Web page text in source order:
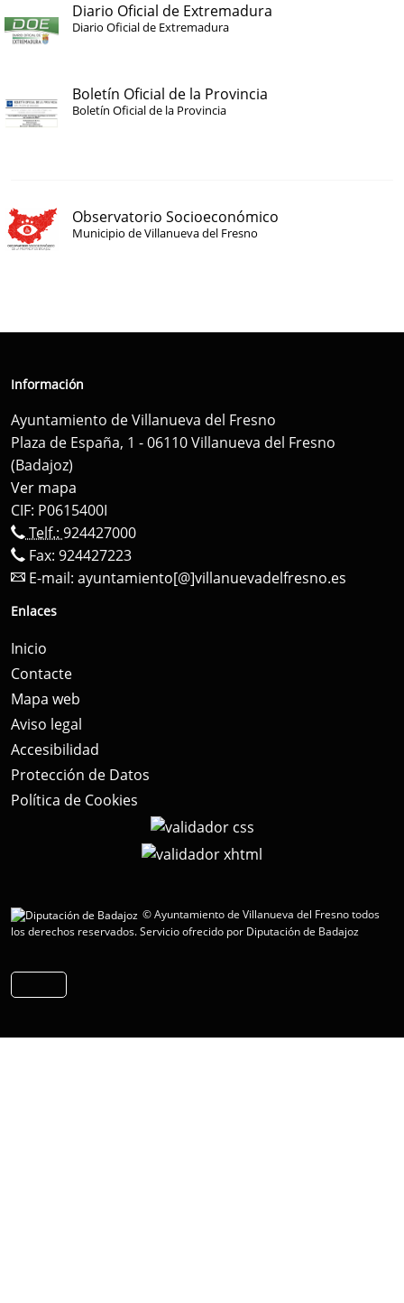
Diario Oficial de Extremadura
Diario Oficial de Extremadura
Boletín Oficial de la Provincia
Boletín Oficial de la Provincia
Observatorio Socioeconómico
Municipio de Villanueva del Fresno
Información
Ayuntamiento de Villanueva del Fresno
Plaza de España, 1 - 06110 Villanueva del Fresno
(Badajoz)
Ver mapa
CIF: P0615400I
Telf.: 924427000
Fax: 924427223
E-mail: ayuntamiento[@]villanuevadelfresno.es
Enlaces
Inicio
Contacte
Mapa web
Aviso legal
Accesibilidad
Protección de Datos
Política de Cookies
© Ayuntamiento de Villanueva del Fresno todos
los derechos reservados.Servicio ofrecido por Diputación de Badajoz